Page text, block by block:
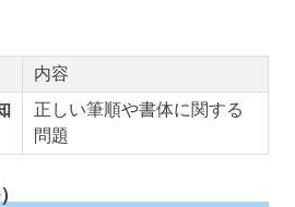
内容
正しい筆順や書体に関する
問題